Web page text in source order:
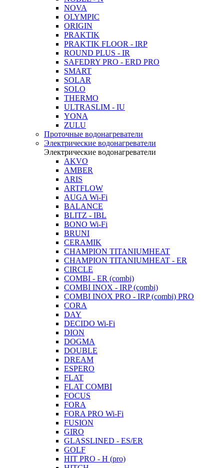
NOVA
OLYMPIC
ORIGIN
PRAKTIK
PRAKTIK FLOOR - IRP
ROUND PLUS - IR
SAFEDRY PRO - ERD PRO
SMART
SOLAR
SOLO
THERMO
ULTRASLIM - IU
YONA
ZULU
Проточные водонагреватели
Электрические водонагреватели
Электрические водонагреватели
AKVO
AMBER
ARIS
ARTFLOW
AUGA Wi-Fi
BALANCE
BLITZ - IBL
BONO Wi-Fi
BRUNI
CERAMIK
CHAMPION TITANIUMHEAT
CHAMPION TITANIUMHEAT - ER
CIRCLE
COMBI - ER (combi)
COMBI INOX - IRP (combi)
COMBI INOX PRO - IRP (combi) PRO
CORA
DAY
DECIDO Wi-Fi
DION
DOGMA
DOUBLE
DREAM
ESPERO
FLAT
FLAT COMBI
FOCUS
FORA
FORA PRO Wi-Fi
FUSION
GIRO
GLASSLINED - ES/ER
GOLF
HIT PRO - H (pro)